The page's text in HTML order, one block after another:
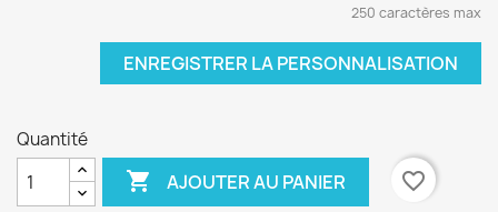
250 caractères max
ENREGISTRER LA PERSONNALISATION
Quantité
 AJOUTER AU PANIER
favorite_border